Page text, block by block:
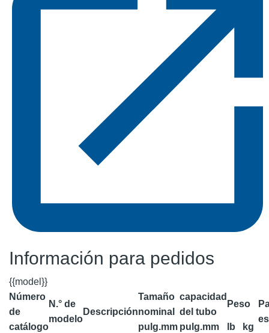
Información para pedidos
{{model}}
Número
de
catálogo
N.° de
modelo
Descripción
Tamaño
nominal
capacidad
del tubo
Peso
pulg.mm pulg.mm lb kg